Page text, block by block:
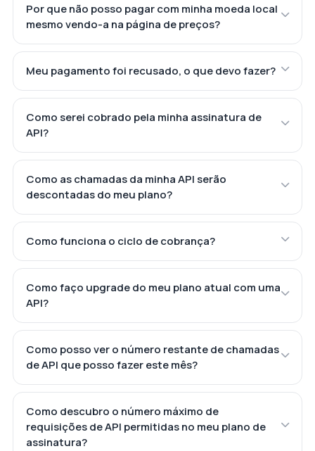
Por que não posso pagar com minha moeda local
mesmo vendo-a na página de preços?
Meu pagamento foi recusado, o que devo fazer?
Como serei cobrado pela minha assinatura de
API?
Como as chamadas da minha API serão
descontadas do meu plano?
Como funciona o ciclo de cobrança?
Como faço upgrade do meu plano atual com uma
API?
Como posso ver o número restante de chamadas
de API que posso fazer este mês?
Como descubro o número máximo de
requisições de API permitidas no meu plano de
assinatura?